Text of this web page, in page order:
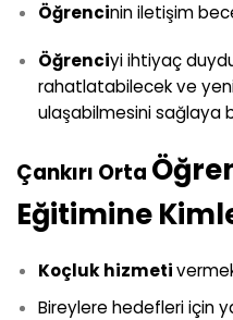
Öğrencinin iletişim
Öğrenciyi ihtiyaç
rahatlatabilecek ve yeni
ulaşabilmesini sağlaya
Çankırı Orta
Eğitimine
Koçluk hizmeti
Bireylere hedefleri için